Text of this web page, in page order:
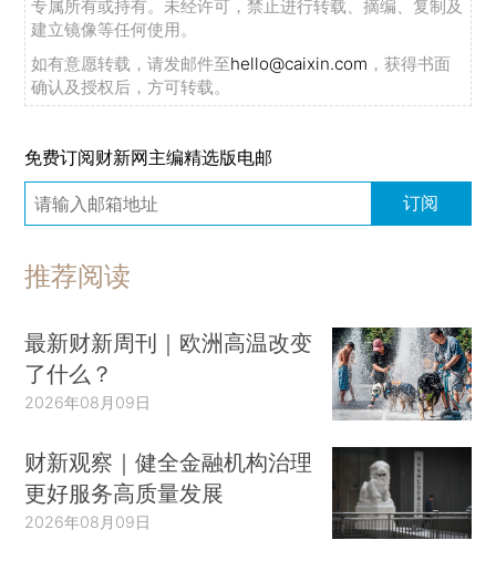
专属所有或持有。未经许可，禁止进行转载、摘编、复制及
建立镜像等任何使用。
如有意愿转载，请发邮件至hello@caixin.com ，获得书面
确认及授权后，方可转载。
免费订阅财新网主编精选版电邮
订阅
推荐阅读
最新财新周刊｜欧洲高温改变
了什么？
2026年08月09日
财新观察｜健全金融机构治理
更好服务高质量发展
2026年08月09日